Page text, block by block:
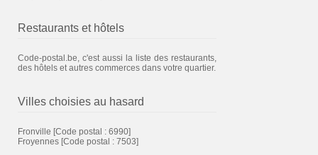
Restaurants et hôtels
Code-postal.be, c'est aussi la liste des restaurants,
des hôtels et autres commerces dans votre quartier.
Villes choisies au hasard
Fronville [Code postal : 6990]
Froyennes [Code postal : 7503]